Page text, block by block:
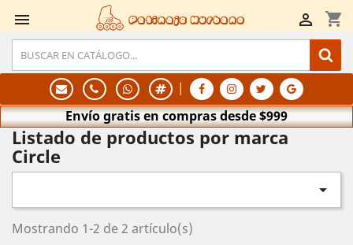
 shopping_cart

Patinaje Hurbano
|
Envío gratis en compras desde $999
Listado de productos por marca
Circle

Mostrando 1-2 de 2 artículo(s)